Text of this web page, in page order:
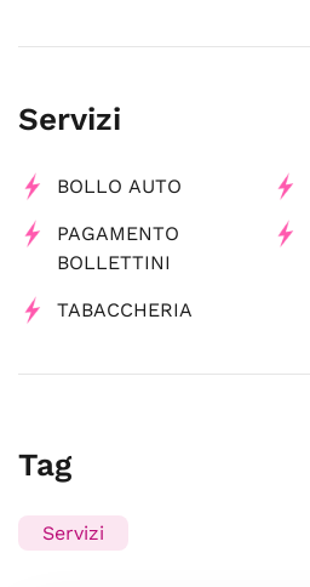
Servizi
BOLLO AUTO
PAGAMENTO
BOLLETTINI
TABACCHERIA
Tag
Servizi